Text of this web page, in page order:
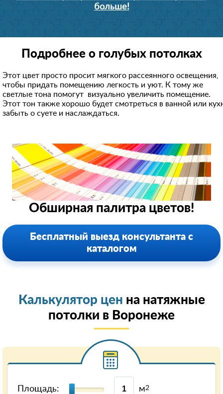
больше!
Подробнее о голубых потолках
Этот цвет просто просит мягкого рассеянного освещения,
чтобы придать помещению легкость и уют. К тому же
светлые тона помогут визуально увеличить помещение.
Этот тон также хорошо будет смотреться в ванной или
забыть о суете и наслаждаться.
Обширная палитра цветов!
Бесплатный выезд консультанта с
каталогом
Калькулятор цен на натяжные
потолки в Воронеже
Площадь: м2